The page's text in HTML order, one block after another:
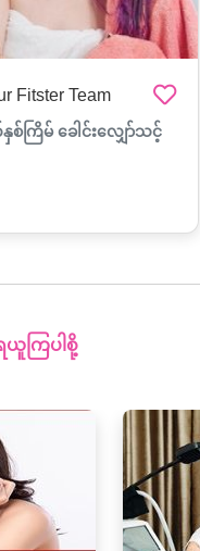
Fitster Team
ြိမ် ခေါင်းလျှော်သင့်
ကြပါစို့